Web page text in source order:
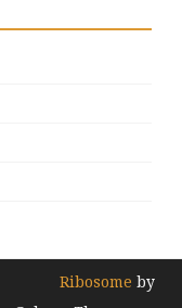
Ribosome by